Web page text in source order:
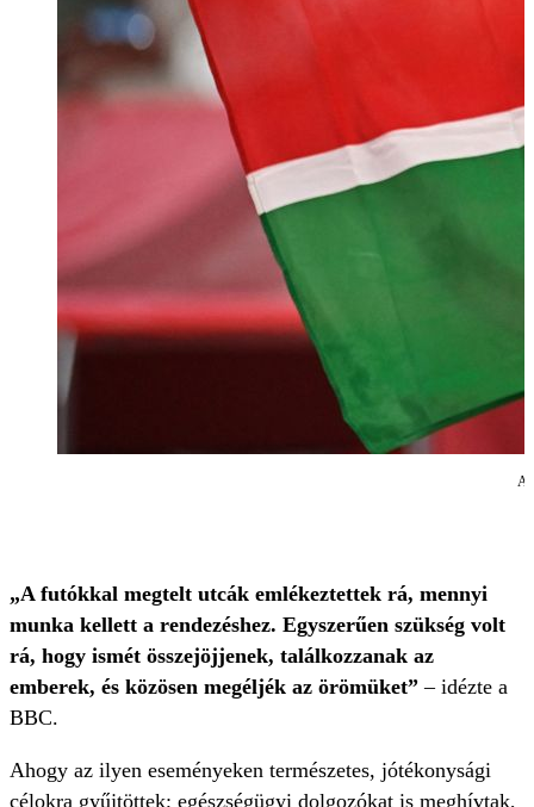
A
„A futókkal megtelt utcák emlékeztettek rá, mennyi
munka kellett a rendezéshez. Egyszerűen szükség volt
rá, hogy ismét összejöjjenek, találkozzanak az
emberek, és közösen megéljék az örömüket” – idézte a
BBC.
Ahogy az ilyen eseményeken természetes, jótékonysági
célokra gyűjtöttek; egészségügyi dolgozókat is meghívtak,